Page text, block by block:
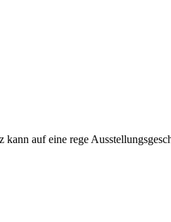
auf eine rege